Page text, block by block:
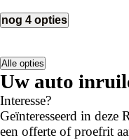
nog 4 opties
Alle opties
Uw auto
Interesse?
Geïnteresseerd in
een offerte of proefrit